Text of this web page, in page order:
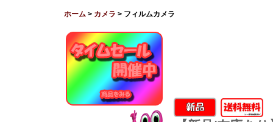
ホーム > カメラ > フィルムカメラ